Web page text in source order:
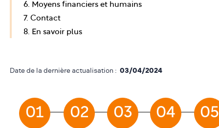
6. Moyens financiers et humains
7. Contact
8. En savoir plus
Date de la dernière actualisation : 03/04/2024
01 02 03 04 05